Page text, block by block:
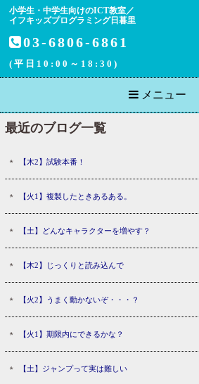
小学生・中学生向けのICT教室／
イフキッズプログラミング日暮里
03-6806-6861
(平日10:00～18:30)
メニュー
最近のブログ一覧
【木2】試験本番！
【火1】複製したときあるある。
【土】どんなキャラクターを増やす？
【木2】じっくりと読み込んで
【火2】うまく動かないぞ・・・？
【火1】期限内にできるかな？
【土】ジャンプって実は難しい